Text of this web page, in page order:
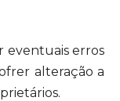
eventuais erros
alteração a